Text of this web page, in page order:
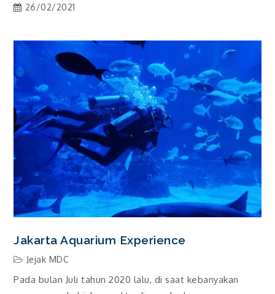
26/02/2021
Jakarta Aquarium Experience
Jejak MDC
Pada bulan Juli tahun 2020 lalu, di saat kebanyakan